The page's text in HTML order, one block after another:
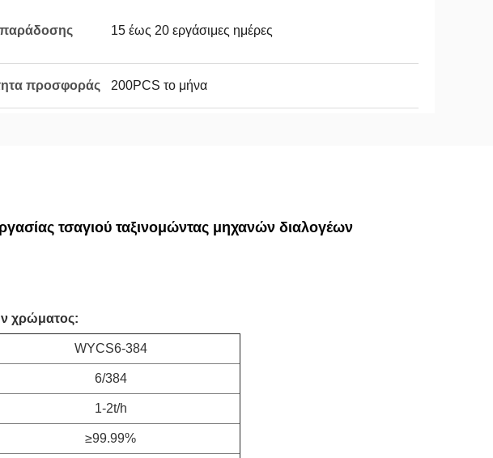
15 έως 20 εργάσιμες ημέρες
προσφοράς 200PCS το μήνα
τσαγιού ταξινομώντας μηχανών διαλογέων
χρώματος:
WYCS6-384
6/384
1-2t/h
≥99.99%